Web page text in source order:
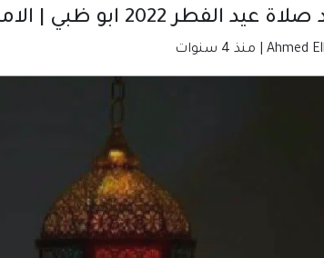
عيد الفطر 2022 ابو ظبي | الامارات
Ahmed | منذ 4 سنوات